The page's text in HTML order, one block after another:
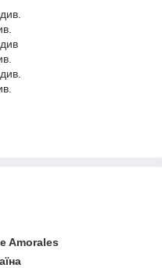
Amorales